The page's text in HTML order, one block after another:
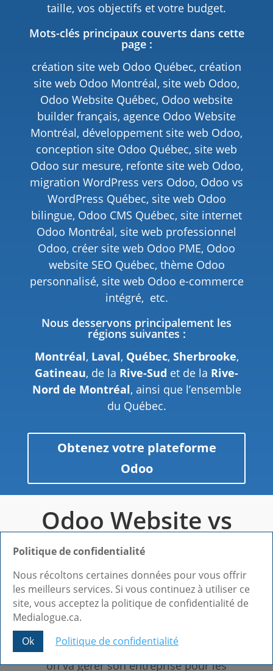
taille, vos objectifs et votre budget.
Mots-clés principaux couverts dans cette
page :
création site web Odoo Québec, création
site web Odoo Montréal, site web Odoo,
Odoo Website Québec, Odoo website
builder français, agence Odoo Website
Montréal, développement site web Odoo,
conception site Odoo Québec, site web
Odoo sur mesure, refonte site web Odoo,
migration WordPress vers Odoo, Odoo vs
WordPress Québec, site web Odoo
bilingue, Odoo CMS Québec, site internet
Odoo Montréal, site web professionnel
Odoo, créer site web Odoo PME, Odoo
website SEO Québec, thème Odoo
personnalisé, site web Odoo e-commerce
intégré, etc.
Nous desservons principalement les
régions suivantes :
Montréal, Laval, Québec, Sherbrooke,
Gatineau, de la Rive-Sud et de la Rive-
Nord de Montréal, ainsi que l’ensemble
du Québec.
Obtenez votre plateforme
Odoo
Odoo Website vs
les autres
plateformes :
faites le bon choix
Quand on choisit une plateforme pour
son site web, on choisit aussi comment
on va gérer son entreprise pour les
Politique de confidentialité
Nous récoltons certaines données pour vous offrir
les meilleurs services. Si vous continuez à utiliser ce
site, vous acceptez la politique de confidentialité de
Medialogue.ca.
Ok
Politique de confidentialité